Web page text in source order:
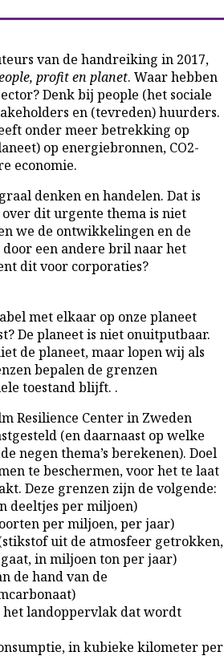
van de handreiking in 2017,
profit en planet. Waar hebben
Denk bij people (het sociale
en (tevreden) huurders.
onder meer betrekking op
op energiebronnen, CO2-
economie.
denken en handelen. Dat is
dit urgente thema is niet
we de ontwikkelingen en de
een andere bril naar het
dit voor corporaties?
met elkaar op onze planeet
De planeet is niet onuitputbaar.
de planeet, maar lopen wij als
bepalen de grenzen
toestand blijft. .
Resilience Center in Zweden
(en daarnaast op welke
negen thema’s berekenen). Doel
te beschermen, voor het te laat
Deze grenzen zijn de volgende:
deeltjes per miljoen)
per miljoen, per jaar)
uit de atmosfeer getrokken,
in miljoen ton per jaar)
de hand van de
landoppervlak dat wordt
in kubieke kilometer per